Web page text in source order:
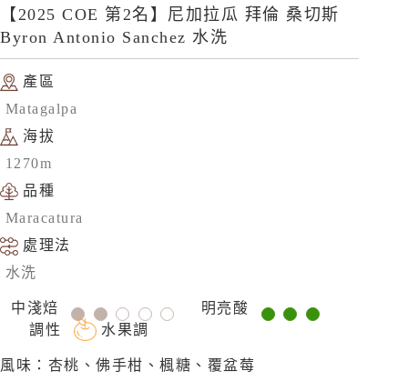
Sanchez
水
洗
數
量
【2025 COE 第2名】尼加拉瓜 拜倫 桑切斯
Byron Antonio Sanchez 水洗
產區
Matagalpa
海拔
1270m
品種
Maracatura
處理法
水洗
中淺焙
明亮酸
調性
水果調
風味：杏桃、佛手柑、楓糖、覆盆莓